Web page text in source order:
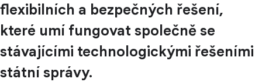
flexibilních a bezpečných řešení,
které umí fungovat společně se
stávajícími technologickými řešeními
státní správy.